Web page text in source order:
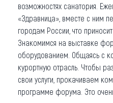
возможностях санатория.
«Здравница», вместе с ним
городам России, что
Знакомимся на выставке
оборудованием. Общаясь с
курортную отрасль. Чтобы
свои услуги, прокачиваем
программе форума. Это